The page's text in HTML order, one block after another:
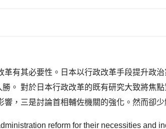
有其必要性。日本以行政改革手段提升政
。 對於日本行政改革的既有研究大致將焦
，三是討論首相輔佐機關的強化。然而卻
reform for their necessities and